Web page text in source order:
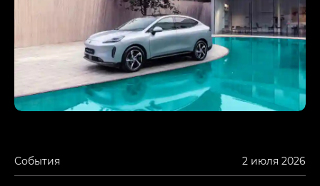
События 2 июля 2026